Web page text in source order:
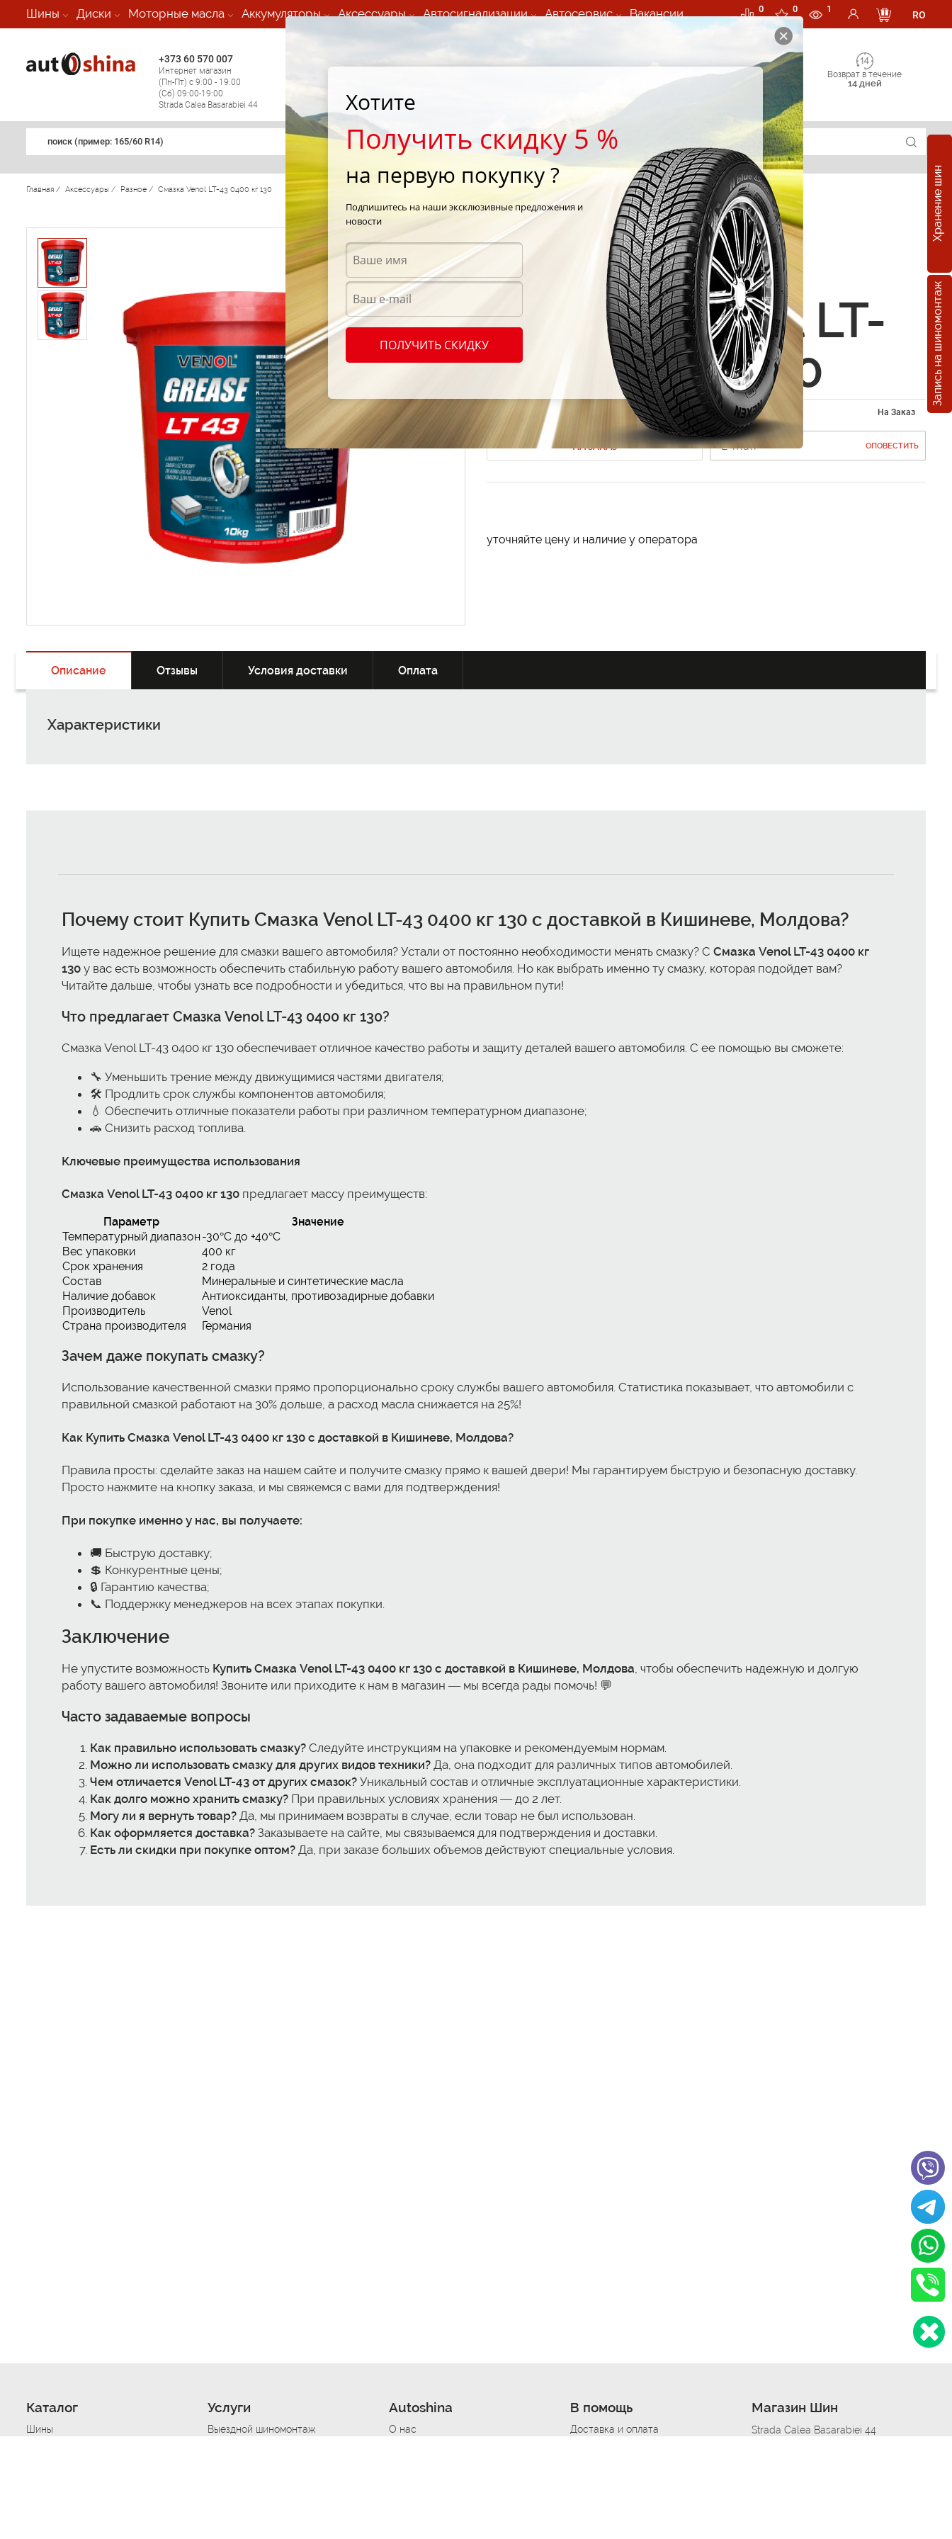
Шины Диски Моторные масла Аккумуляторы Аксессуары Автосигнализации Автосервис Вакансии 0 0 1
RO
+373 60 570 007
Интернет магазин
(Пн-Пт) с 9:00 - 19:00
(Сб) 09:00-19:00
Strada Calea Basarabiei 44
Мобильный шиномонтаж 24/7
Возврат в течение
14 дней
поиск (примеp: 165/60 R14)
Хранение шин
Запись на шиномонтаж
Главная / Аксессуары / Разное / Смазка Venol LT-43 0400 кг 130
Аксессуары
Смазка Venol LT-
43 0400 кг 130
Код продукта: AT-188645 На Заказ
НА ЗАКАЗ ОПОВЕСТИТЬ
уточняйте цену и наличие у оператора
Описание Отзывы Условия доставки Оплата
Характеристики
Почему стоит Купить Смазка Venol LT-43 0400 кг 130 с доставкой в Кишиневе, Молдова?
Ищете надежное решение для смазки вашего автомобиля? Устали от постоянно необходимости менять смазку? С Смазка Venol LT-43 0400 кг
130 у вас есть возможность обеспечить стабильную работу вашего автомобиля. Но как выбрать именно ту смазку, которая подойдет вам?
Читайте дальше, чтобы узнать все подробности и убедиться, что вы на правильном пути!
Что предлагает Смазка Venol LT-43 0400 кг 130?
Смазка Venol LT-43 0400 кг 130 обеспечивает отличное качество работы и защиту деталей вашего автомобиля. С ее помощью вы сможете:
🔧 Уменьшить трение между движущимися частями двигателя;
🛠️ Продлить срок службы компонентов автомобиля;
💧 Обеспечить отличные показатели работы при различном температурном диапазоне;
🚗 Снизить расход топлива.
Ключевые преимущества использования
Смазка Venol LT-43 0400 кг 130 предлагает массу преимуществ:
Параметр
Значение
Температурный диапазон -30°C до +40°C
Вес упаковки
400 кг
Срок хранения
2 года
Состав
Минеральные и синтетические масла
Наличие добавок
Антиоксиданты, противозадирные добавки
Производитель
Venol
Страна производителя
Германия
Зачем даже покупать смазку?
Использование качественной смазки прямо пропорционально сроку службы вашего автомобиля. Статистика показывает, что автомобили с
правильной смазкой работают на 30% дольше, а расход масла снижается на 25%!
Как Купить Смазка Venol LT-43 0400 кг 130 с доставкой в Кишиневе, Молдова?
Правила просты: сделайте заказ на нашем сайте и получите смазку прямо к вашей двери! Мы гарантируем быструю и безопасную доставку.
Просто нажмите на кнопку заказа, и мы свяжемся с вами для подтверждения!
При покупке именно у нас, вы получаете:
🚚 Быструю доставку;
💲 Конкурентные цены;
🔒 Гарантию качества;
📞 Поддержку менеджеров на всех этапах покупки.
Заключение
Не упустите возможность Купить Смазка Venol LT-43 0400 кг 130 с доставкой в Кишиневе, Молдова , чтобы обеспечить надежную и долгую
работу вашего автомобиля! Звоните или приходите к нам в магазин — мы всегда рады помочь! 💬
Часто задаваемые вопросы
Как правильно использовать смазку? Следуйте инструкциям на упаковке и рекомендуемым нормам.
Можно ли использовать смазку для других видов техники? Да, она подходит для различных типов автомобилей.
Чем отличается Venol LT-43 от других смазок? Уникальный состав и отличные эксплуатационные характеристики.
Как долго можно хранить смазку? При правильных условиях хранения — до 2 лет.
Могу ли я вернуть товар? Да, мы принимаем возвраты в случае, если товар не был использован.
Как оформляется доставка? Заказываете на сайте, мы связываемся для подтверждения и доставки.
Есть ли скидки при покупке оптом? Да, при заказе больших объемов действуют специальные условия.
Каталог
Шины
Услуги
Выездной шиномонтаж
Autoshina
О нас
В помощь
Доставка и оплата
Магазин Шин
Strada Calea Basarabiei 44
Хотите
Получить скидку 5 %
на первую покупку ?
Подпишитесь на наши эксклюзивные предложения и
новости
ПОЛУЧИТЬ СКИДКУ